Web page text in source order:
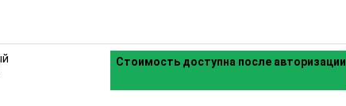
Стоимость доступна после авторизации